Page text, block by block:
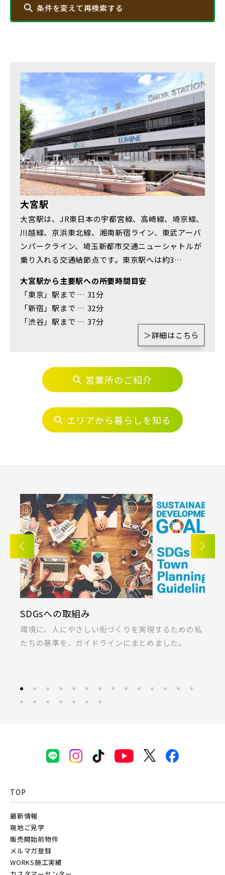
西武新宿線
西武有楽町線
西武豊島線
その他鉄道
東京メトロ有楽町線
東京メトロ千代田線
北総鉄道
埼玉新都市交通 [伊奈線]
つくばエクスプレス
都営大江戸線
東葉高速鉄道
千葉都市モノレール
ブランドを知る
条件を変えて再検索する
埼玉・中央エリア(50)
さいたま市(19)
さいたま市西区(4)
さいたま市北区(2)
さいたま市大宮区(0)
さいたま市見沼区(5)
さいたま市中央区(0)
さいたま市桜区(2)
さいたま市浦和区(0)
さいたま市南区(5)
さいたま市緑区(1)
さいたま市岩槻区(0)
川越市(3)
川口市(11)
所沢市(1)
上尾市(2)
蕨市(0)
戸田市(0)
朝霞市(1)
志木市(0)
和光市(1)
新座市(2)
桶川市(2)
富士見市(0)
蓮田市(1)
ふじみ野市(1)
北足立郡伊奈町(5)
埼玉・東部エリア(16)
春日部市(5) 草加市(0)
越谷市(9)
三郷市(2)
市川市(5) 船橋市(8)
習志野市(1)
八千代市(1)
鎌ケ谷市(2)
浦安市(0)
白井市(0)
千葉市(2)
千葉・常磐エリア(16)
守谷市(0) 松戸市(4)
野田市(1)
柏市(3)
流山市(4)
江戸川区(1)
東久留米市(2)
物件を検索する
JR
JR京浜東北線
大宮駅
大宮駅は、JR東日本の宇都宮線、高崎線、埼京線、
川越線、京浜東北線、湘南新宿ライン、東武アーバ
ンパークライン、埼玉新都市交通ニューシャトルが
乗り入れる交通結節点です。東京駅へは約3…
大宮駅から主要駅への所要時間目安
「東京」駅まで … 31分
「新宿」駅まで … 32分
「渋谷」駅まで … 37分
＞詳細はこちら
営業所のご紹介
エリアから暮らしを知る
実現するための私
とめました。
KIRINOKA(キリノカ)
桐製品の開発と制作に力を注ぐ「厚川
ラス」の共同開発による無垢桐材の壁
TOP
最新情報
現地ご見学
販売開始前物件
メルマガ登録
WORKS施工実績